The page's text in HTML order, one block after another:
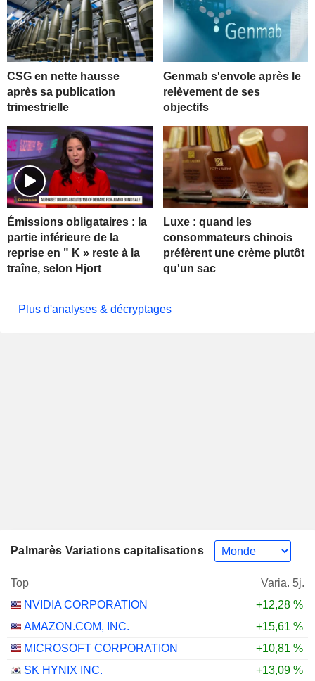
CSG en nette hausse
après sa publication
trimestrielle
Genmab s'envole après le
relèvement de ses
objectifs
Émissions obligataires : la
partie inférieure de la
reprise en " K » reste à la
traîne, selon Hjort
Luxe : quand les
consommateurs chinois
préfèrent une crème plutôt
qu'un sac
Plus d'analyses & décryptages
Palmarès Variations capitalisations
Top
Varia. 5j.
NVIDIA CORPORATION
+12,28 %
AMAZON.COM, INC.
+15,61 %
MICROSOFT CORPORATION
+10,81 %
SK HYNIX INC.
+13,09 %